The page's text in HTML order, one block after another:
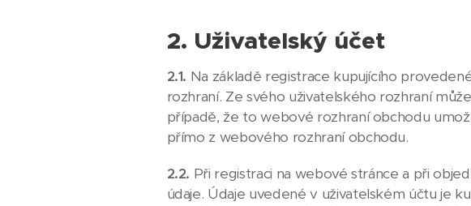
2. Uživatelský účet
2.1. Na základě registrace kupujícího
rozhraní. Ze svého uživatelského rozhraní
případě, že to webové rozhraní obchodu
přímo z webového rozhraní obchodu.
2.2. Při registraci na webové stránce a při
údaje. Údaje uvedené v uživatelském účtu je